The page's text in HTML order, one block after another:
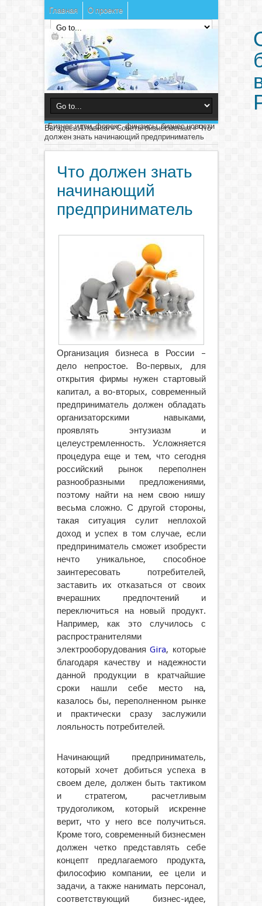
Главная О проекте
Бизнес идеи, форекс, финансы, бизнес новости
Вы здесь:Главная»Советы бизнесменам»Что
должен знать начинающий предприниматель
Что должен знать
начинающий
предприниматель
Организация бизнеса в России –
дело непростое. Во-первых, для
открытия фирмы нужен стартовый
капитал, а во-вторых, современный
предприниматель должен обладать
организаторскими навыками,
проявлять энтузиазм и
целеустремленность. Усложняется
процедура еще и тем, что сегодня
российский рынок переполнен
разнообразными предложениями,
поэтому найти на нем свою нишу
весьма сложно. С другой стороны,
такая ситуация сулит неплохой
доход и успех в том случае, если
предприниматель сможет изобрести
нечто уникальное, способное
заинтересовать потребителей,
заставить их отказаться от своих
вчерашних предпочтений и
переключиться на новый продукт.
Например, как это случилось с
распространителями
электрооборудования Gira, которые
благодаря качеству и надежности
данной продукции в кратчайшие
сроки нашли себе место на,
казалось бы, переполненном рынке
и практически сразу заслужили
лояльность потребителей.
Начинающий предприниматель,
который хочет добиться успеха в
своем деле, должен быть тактиком
и стратегом, расчетливым
трудоголиком, который искренне
верит, что у него все получиться.
Кроме того, современный бизнесмен
должен четко представлять себе
концепт предлагаемого продукта,
философию компании, ее цели и
задачи, а также нанимать персонал,
соответствующий бизнес-идее,